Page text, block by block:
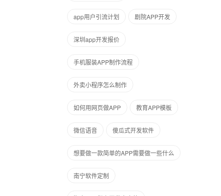
app用户引流计划 剧院APP开发
深圳app开发报价
手机服装APP制作流程
外卖小程序怎么制作
如何用网页做APP 教育APP模板
微信语音 傻瓜式开发软件
想要做一款简单的APP需要做一些什么
南宁软件定制